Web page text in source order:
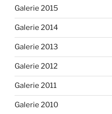
Galerie 2015
Galerie 2014
Galerie 2013
Galerie 2012
Galerie 2011
Galerie 2010